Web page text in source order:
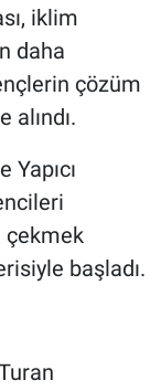
iklim
daha
çözüm
alındı.
çekmek
başladı.